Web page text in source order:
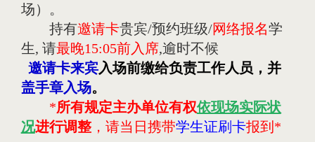
场）。
持有邀请卡贵宾/预约班级/网络报名学
生, 请最晚15:05前入席,逾时不候
邀请卡来宾入场前缴给负责工作人员，并
盖手章入场。
*所有规定主办单位有权依现场实际状
况进行调整，请当日携带学生证刷卡报到 *